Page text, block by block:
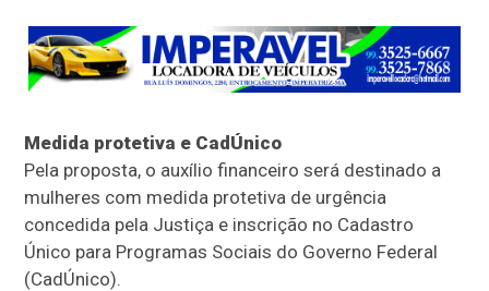
Medida protetiva e CadÚnico
Pela proposta, o auxílio financeiro será destinado a
mulheres com medida protetiva de urgência
concedida pela Justiça e inscrição no Cadastro
Único para Programas Sociais do Governo Federal
(CadÚnico).